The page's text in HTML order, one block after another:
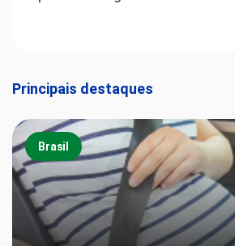
Principais destaques
Brasil